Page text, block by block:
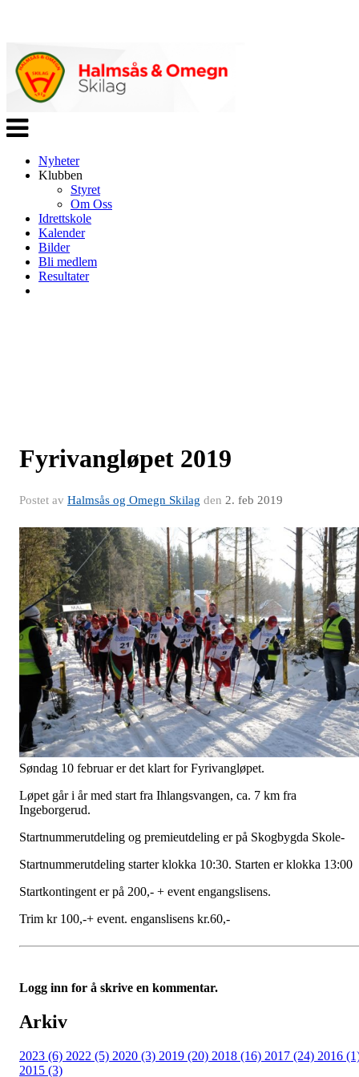
Veksle
navigasjon
Nyheter
Klubben
Styret
Om Oss
Idrettskole
Kalender
Bilder
Bli medlem
Resultater
Fyrivangløpet 2019
Postet av Halmsås og Omegn Skilag den 2. feb 2019
Søndag 10 februar er det klart for Fyrivangløpet.
Løpet går i år med start fra Ihlangsvangen, ca. 7 km fra
Ingeborgerud.
Startnummerutdeling og premieutdeling er på Skogbygda Skole-
Startnummerutdeling starter klokka 10:30. Starten er klokka 13:00
Startkontingent er på 200,- + event engangslisens.
Trim kr 100,-+ event. enganslisens kr.60,-
Logg inn for å skrive en kommentar.
Arkiv
2023 (6) 2022 (5) 2020 (3) 2019 (20) 2018 (16) 2017 (24) 2016
2015 (3)